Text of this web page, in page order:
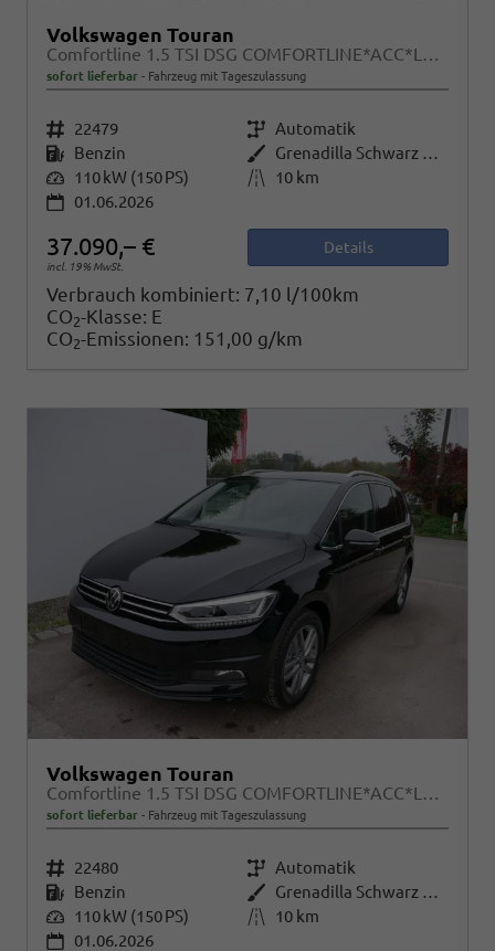
Volkswagen Touran
Comfortline 1.5 TSI DSG COMFORTLINE*ACC*LED*PDC*KAMERA*NAVI*SHZ* 7-SITZER 17-ZOLL
sofort lieferbar Fahrzeug mit Tageszulassung
Fahrzeugnr. 22479 Getriebe Automatik
Kraftstoff Benzin Außenfarbe
Grenadilla Schwarz Metallic
Leistung 110 kW (150 PS) Kilometerstand
10 km
01.06.2026
37.090,– €
incl. 19% MwSt.
Details
Verbrauch kombiniert: 7,10 l/100km
CO2-Klasse: E
CO2-Emissionen: 151,00 g/km
Volkswagen Touran
Comfortline 1.5 TSI DSG COMFORTLINE*ACC*LED*PDC*KAMERA*NAVI*SHZ* 7-SITZER 17-ZOLL
sofort lieferbar Fahrzeug mit Tageszulassung
Fahrzeugnr. 22480 Getriebe Automatik
Kraftstoff Benzin Außenfarbe
Grenadilla Schwarz Metallic
Leistung 110 kW (150 PS) Kilometerstand
10 km
01.06.2026